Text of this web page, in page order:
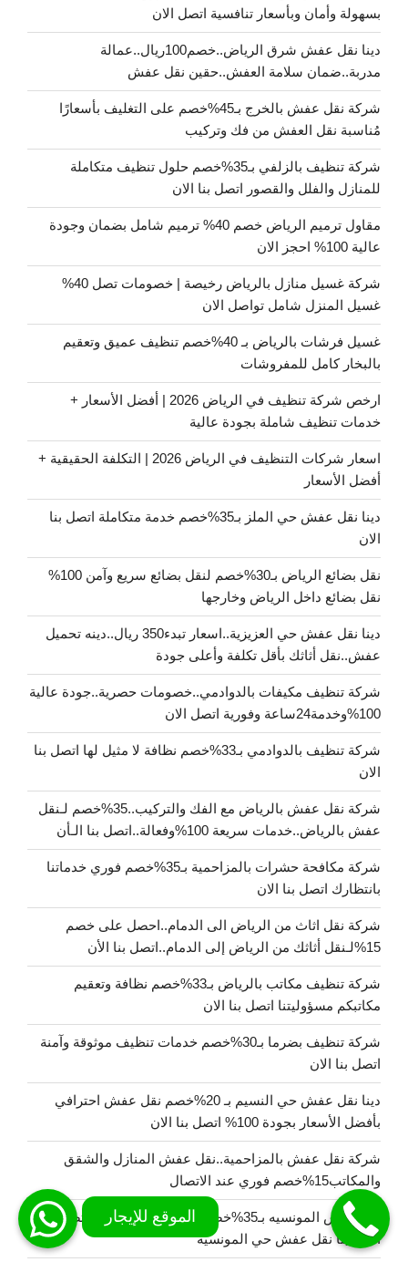
بسهولة وأمان وبأسعار تنافسية اتصل الان
دينا نقل عفش شرق الرياض..خصم100ريال..عمالة
مدربة..ضمان سلامة العفش..حقين نقل عفش
شركة نقل عفش بالخرج بـ45%خصم على التغليف بأسعارًا
مُناسبة نقل العفش من فك وتركيب
شركة تنظيف بالزلفي بـ35%خصم حلول تنظيف متكاملة
للمنازل والفلل والقصور اتصل بنا الان
مقاول ترميم الرياض خصم 40% ترميم شامل بضمان وجودة
عالية 100% احجز الان
شركة غسيل منازل بالرياض رخيصة | خصومات تصل 40%
غسيل المنزل شامل تواصل الان
غسيل فرشات بالرياض بـ 40%خصم تنظيف عميق وتعقيم
بالبخار كامل للمفروشات
ارخص شركة تنظيف في الرياض 2026 | أفضل الأسعار +
خدمات تنظيف شاملة بجودة عالية
اسعار شركات التنظيف في الرياض 2026 | التكلفة الحقيقية +
أفضل الأسعار
دينا نقل عفش حي الملز بـ35%خصم خدمة متكاملة اتصل بنا
الان
نقل بضائع الرياض بـ30%خصم لنقل بضائع سريع وآمن 100%
نقل بضائع داخل الرياض وخارجها
دينا نقل عفش حي العزيزية..اسعار تبدء350 ريال..دينه تحميل
عفش..نقل أثاثك بأقل تكلفة وأعلى جودة
شركة تنظيف مكيفات بالدوادمي..خصومات حصرية..جودة عالية
100%وخدمة24ساعة وفورية اتصل الان
شركة تنظيف بالدوادمي بـ33%خصم نظافة لا مثيل لها اتصل بنا
الان
شركة نقل عفش بالرياض مع الفك والتركيب..35%خصم لـنقل
عفش بالرياض..خدمات سريعة 100%وفعالة..اتصل بنا الـأن
شركة مكافحة حشرات بالمزاحمية بـ35%خصم فوري خدماتنا
بانتظارك اتصل بنا الان
شركة نقل اثاث من الرياض الى الدمام..احصل على خصم
15%لـنقل أثاثك من الرياض إلى الدمام..اتصل بنا الأن
شركة تنظيف مكاتب بالرياض بـ33%خصم نظافة وتعقيم
مكاتبكم مسؤوليتنا اتصل بنا الان
شركة تنظيف بضرما بـ30%خصم خدمات تنظيف موثوقة وآمنة
اتصل بنا الان
دينا نقل عفش حي النسيم بـ 20%خصم نقل عفش احترافي
بأفضل الأسعار بجودة 100% اتصل بنا الان
شركة نقل عفش بالمزاحمية..نقل عفش المنازل والشقق
والمكاتب15%خصم فوري عند الاتصال
نقل عفش المونسيه بـ35%خصم نقل عفش احترافي اتصل بنا
الان دينا نقل عفش حي المونسية